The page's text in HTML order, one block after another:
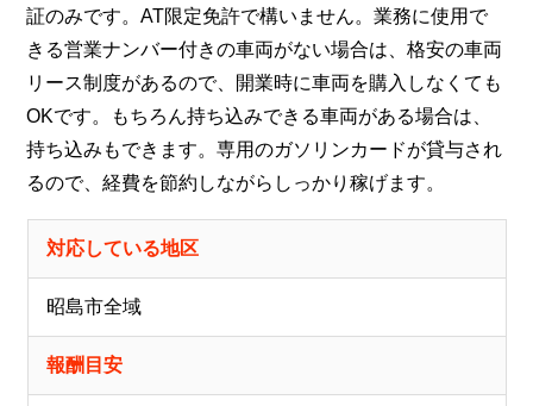
証のみです。AT限定免許で構いません。業務に使用で
きる営業ナンバー付きの車両がない場合は、格安の車両
リース制度があるので、開業時に車両を購入しなくても
OKです。もちろん持ち込みできる車両がある場合は、
持ち込みもできます。専用のガソリンカードが貸与され
るので、経費を節約しながらしっかり稼げます。
対応している地区
昭島市全域
報酬目安